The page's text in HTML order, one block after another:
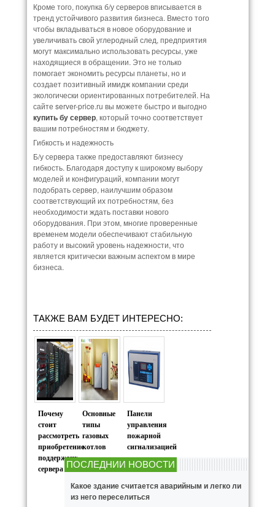
Кроме того, покупка б/у серверов вписывается в
тренд устойчивого развития бизнеса. Вместо того
чтобы вкладываться в новое оборудование и
увеличивать свой углеродный след, предприятия
могут максимально использовать ресурсы, уже
находящиеся в обращении. Это не только
помогает экономить ресурсы планеты, но и
создает позитивный имидж компании среди
экологически ориентированных потребителей. На
сайте server-price.ru вы можете быстро и выгодно
купить бу сервер, который точно соответствует
вашим потребностям и бюджету.
Гибкость и надежность
Б/у сервера также предоставляют бизнесу
гибкость. Благодаря доступу к широкому выбору
моделей и конфигураций, компании могут
подобрать сервер, наилучшим образом
соответствующий их потребностям, без
необходимости ждать поставки нового
оборудования. При этом, многие проверенные
временем модели обеспечивают стабильную
работу и высокий уровень надежности, что
является критически важным аспектом в мире
бизнеса.
ТАКЖЕ ВАМ БУДЕТ ИНТЕРЕСНО:
Почему
стоит
рассмотреть
приобретение
поддержанного
сервера
Основные
типы
газовых
котлов
Панели
управления
пожарной
сигнализацией
ПОСЛЕДНИИ НОВОСТИ
Какое здание считается аварийным и легко ли
из него переселиться